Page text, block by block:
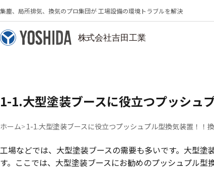
集塵、局所排気、換気のプロ集団が 工場設備の環境トラブルを解決
1-1.大型塗装ブースに役立つプッシュ
ホーム 1-1.大型塗装ブースに役立つプッシュプル型換気装置！！
工場などでは、大型塗装ブースの需要も多いです。大型
す。ここでは、大型塗装ブースにお勧めのプッシュプル型